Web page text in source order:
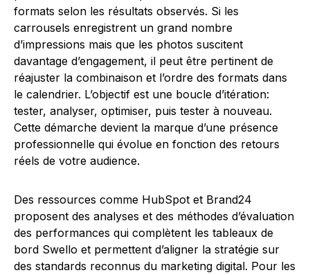
formats selon les résultats observés. Si les
carrousels enregistrent un grand nombre
d’impressions mais que les photos suscitent
davantage d’engagement, il peut être pertinent de
réajuster la combinaison et l’ordre des formats dans
le calendrier. L’objectif est une boucle d’itération:
tester, analyser, optimiser, puis tester à nouveau.
Cette démarche devient la marque d’une présence
professionnelle qui évolue en fonction des retours
réels de votre audience.
Des ressources comme HubSpot et Brand24
proposent des analyses et des méthodes d’évaluation
des performances qui complètent les tableaux de
bord Swello et permettent d’aligner la stratégie sur
des standards reconnus du marketing digital. Pour les